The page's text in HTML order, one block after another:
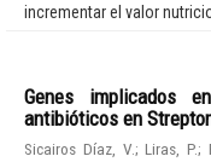
incrementar el valor
Genes implicados
antibióticos en
Sicairos Díaz, V.;Liras, P.;